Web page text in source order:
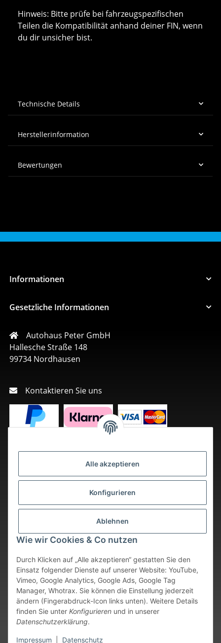
Alle akzeptieren
Konfigurieren
Ablehnen
Wie wir Cookies & Co nutzen
Durch Klicken auf „Alle akzeptieren“ gestatten Sie den
Einsatz folgender Dienste auf unserer Website: YouTube,
Vimeo, Google Analytics, Google Ads, Google Tag
Manager, Whotrax. Sie können die Einstellung jederzeit
ändern (Fingerabdruck-Icon links unten). Weitere Details
finden Sie unter Konfigurieren und in unserer
Datenschutzerklärung.
Impressum Datenschutz
Hinweis: Bitte prüfe bei fahrzeugspezifischen
Teilen die Kompatibilität anhand deiner FIN, wenn
du dir unsicher bist.
Technische Details
Herstellerinformation
Bewertungen
Informationen
Gesetzliche Informationen
Autohaus Peter GmbH
Hallesche Straße 148
99734 Nordhausen
Kontaktieren Sie uns
Vertrag widerrufen
* Alle Preise inkl. gesetzlicher USt., zzgl. Versand
. Bei sofort
verfügbaren Artikeln erfolgt der Versand innerhalb von 24